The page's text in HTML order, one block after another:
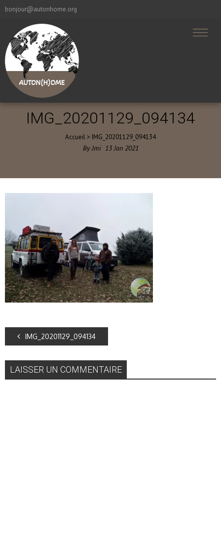
bonjour@autonhome.org
IMG_20201129_094134
Accueil > IMG_20201129_094134
ByJmi 13 Jan 2021
IMG_20201129_094134
LAISSER UN COMMENTAIRE